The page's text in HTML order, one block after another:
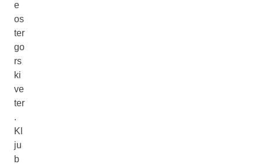
e
os
ter
go
rs
ki
ve
ter
.
Kl
ju
b